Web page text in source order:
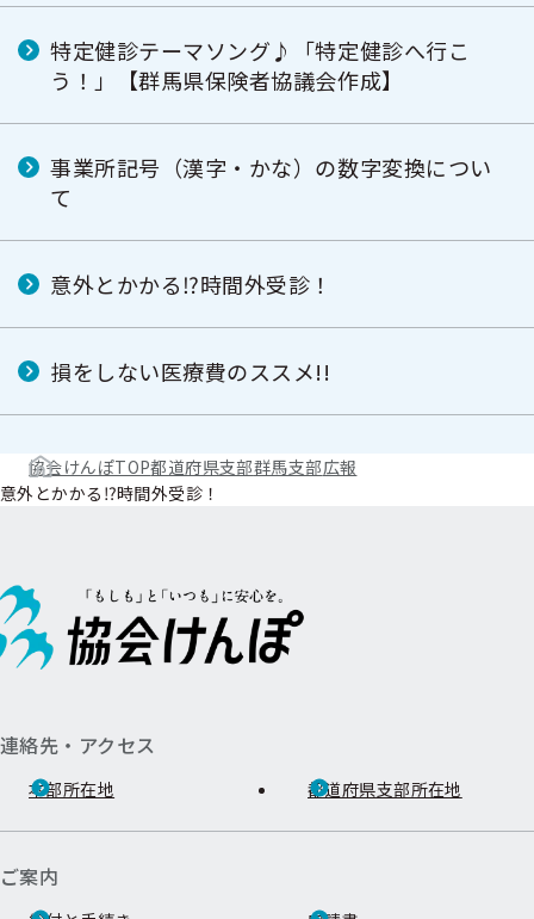
特定健診テーマソング♪「特定健診へ行こ
う！」【群馬県保険者協議会作成】
事業所記号（漢字・かな）の数字変換につい
て
意外とかかる⁉時間外受診！
損をしない医療費のススメ!!
協会けんぽTOP都道府県支部群馬支部広報
意外とかかる⁉時間外受診！
連絡先・アクセス
本部所在地 都道府県支部所在地
ご案内